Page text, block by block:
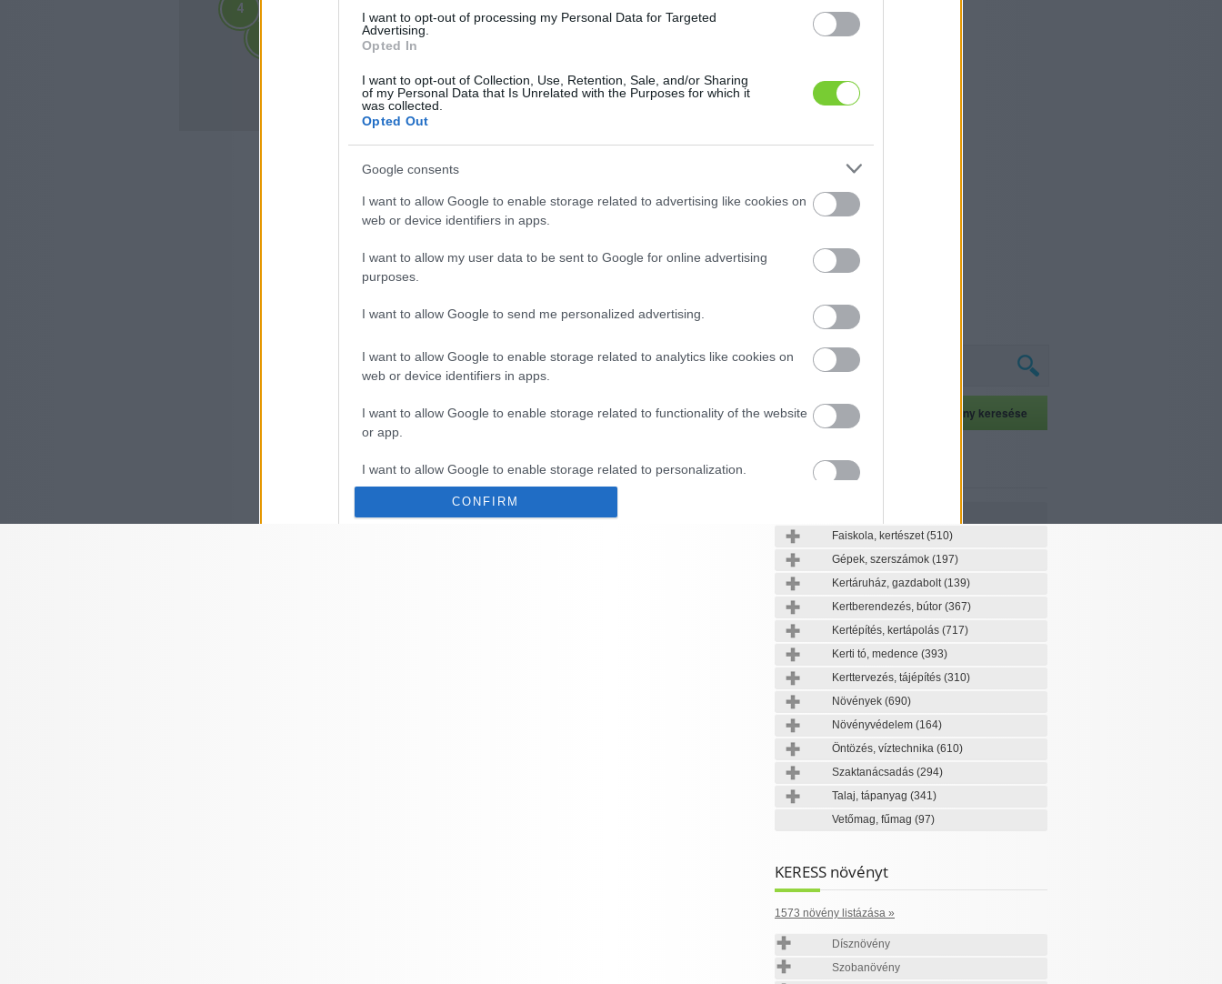
I want to opt-out of processing my Personal Data for Targeted
Advertising.
Opted In
I want to opt-out of Collection, Use, Retention, Sale, and/or Sharing
of my Personal Data that Is Unrelated with the Purposes for which it
was collected.
Opted Out
Google consents
I want to allow Google to enable storage related to advertising like cookies on
web or device identifiers in apps.
I want to allow my user data to be sent to Google for online advertising
purposes.
I want to allow Google to send me personalized advertising.
I want to allow Google to enable storage related to analytics like cookies on
web or device identifiers in apps.
I want to allow Google to enable storage related to functionality of the website
or app.
I want to allow Google to enable storage related to personalization.
authentication functionality and fraud prevention, and other user protection.
CONFIRM
10
2
3
4 2
10
2
4
Kertészeti szaknévsor
Faiskola, kertészet(510)
Gépek, szerszámok (197)
Kertáruház, gazdabolt(139)
Kertberendezés, bútor (367)
Kertépítés, kertápolás (717)
Kerti tó, medence (393)
Kerttervezés, tájépítés (310)
Növények (690)
Növényvédelem (164)
Öntözés, víztechnika (610)
Szaktanácsadás (294)
Talaj, tápanyag (341)
Vetőmag, fűmag (97)
KERESS növényt
1573 növény listázása »
Dísznövény
Szobanövény